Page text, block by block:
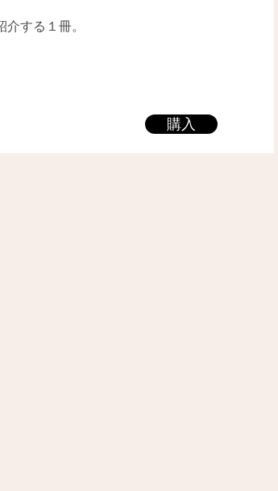
する１冊。
購入